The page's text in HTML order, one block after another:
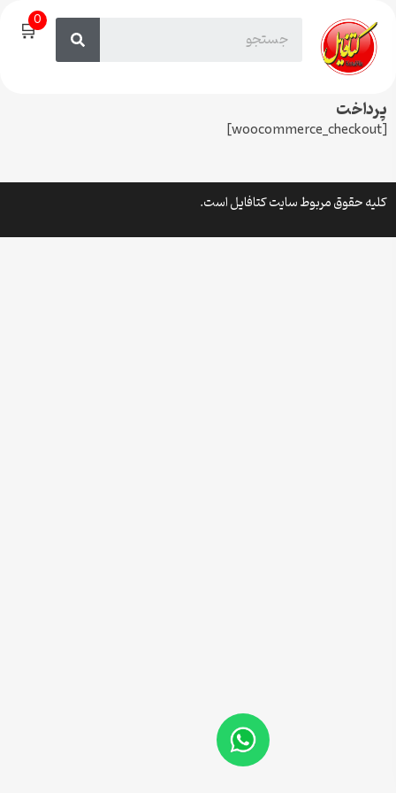
🛒0
پرداخت
[woocommerce_checkout]
کلیه حقوق مربوط سایت کتافایل است.